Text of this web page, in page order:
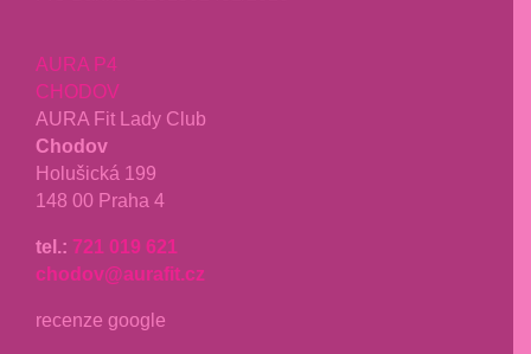
AURA P4
CHODOV
AURA Fit Lady Club
Chodov
Holušická 199
148 00 Praha 4
tel.: 721 019 621
chodov@aurafit.cz
recenze google